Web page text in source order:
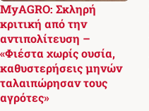
MyAGRO: Σκληρή
κριτική από την
αντιπολίτευση –
«Φιέστα χωρίς ουσία,
καθυστερήσεις μηνών
ταλαιπώρησαν τους
αγρότες»